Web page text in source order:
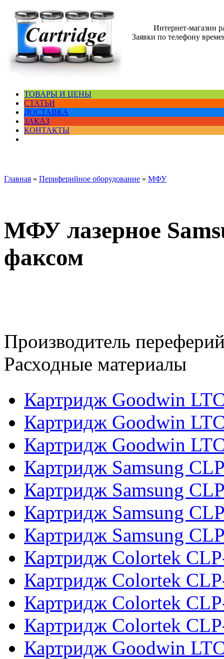
Интернет-магазин
Заявки по телефону
ТОВАРЫ И ЦЕНЫ
СТАТЬИ
ДОСТАВКА
ЗАКАЗ
КОНТАКТЫ
Главная » Периферийное оборудование » МФУ
МФУ лазерное
факсом
Производитель
Расходные материалы
Картридж Goodwin
Картридж Goodwin
Картридж Goodwin
Картридж Samsung
Картридж Samsung
Картридж Samsung
Картридж Samsung
Картридж Colortek
Картридж Colortek
Картридж Colortek
Картридж Colortek
Картридж Goodwin